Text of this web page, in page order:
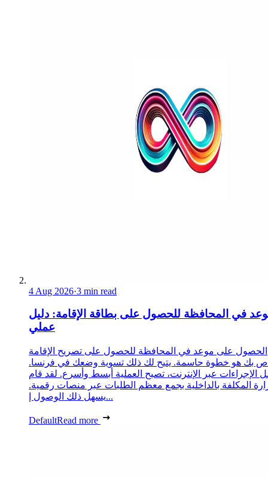
4 Aug 2026·3 min read
في المحافظة للحصول على بطاقة الإقامة: دليل
عملي
الحصول على موعد في المحافظة للحصول على تصريح الإقامة
بك هو خطوة حاسمة. يتيح لك ذلك تسوية وضعك في فرنسا.
الإجراءات عبر الإنترنت، تصبح العملية أبسط وأسرع. لقد قام
المكلفة بالداخلية بجمع معظم الطلبات عبر منصات رقمية.
يسهل ذلك الوصول إ...
DefaultRead more